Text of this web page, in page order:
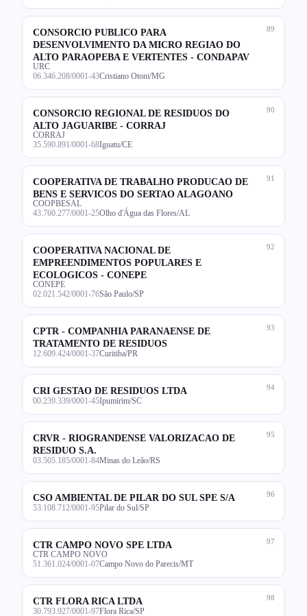
89
CONSORCIO PUBLICO PARA
DESENVOLVIMENTO DA MICRO REGIAO DO
ALTO PARAOPEBA E VERTENTES - CONDAPAV
URC
06.346.208/0001-43Cristiano Otoni/MG
90
CONSORCIO REGIONAL DE RESIDUOS DO
ALTO JAGUARIBE - CORRAJ
CORRAJ
35.590.891/0001-68Iguatu/CE
91
COOPERATIVA DE TRABALHO PRODUCAO DE
BENS E SERVICOS DO SERTAO ALAGOANO
COOPBESAL
43.760.277/0001-25Olho d'Água das Flores/AL
92
COOPERATIVA NACIONAL DE
EMPREENDIMENTOS POPULARES E
ECOLOGICOS - CONEPE
CONEPE
02.021.542/0001-76São Paulo/SP
93
CPTR - COMPANHIA PARANAENSE DE
TRATAMENTO DE RESIDUOS
12.609.424/0001-37Curitiba/PR
94
CRI GESTAO DE RESIDUOS LTDA
00.239.339/0001-45Ipumirim/SC
95
CRVR - RIOGRANDENSE VALORIZACAO DE
RESIDUO S.A.
03.505.185/0001-84Minas do Leão/RS
96
CSO AMBIENTAL DE PILAR DO SUL SPE S/A
53.108.712/0001-95Pilar do Sul/SP
97
CTR CAMPO NOVO SPE LTDA
CTR CAMPO NOVO
51.361.024/0001-07Campo Novo do Parecis/MT
98
CTR FLORA RICA LTDA
30.793.927/0001-97Flora Rica/SP